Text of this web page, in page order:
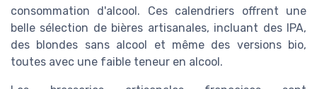
consommation d'alcool. Ces calendriers offrent une
belle sélection de bières artisanales, incluant des IPA,
des blondes sans alcool et même des versions bio,
toutes avec une faible teneur en alcool.